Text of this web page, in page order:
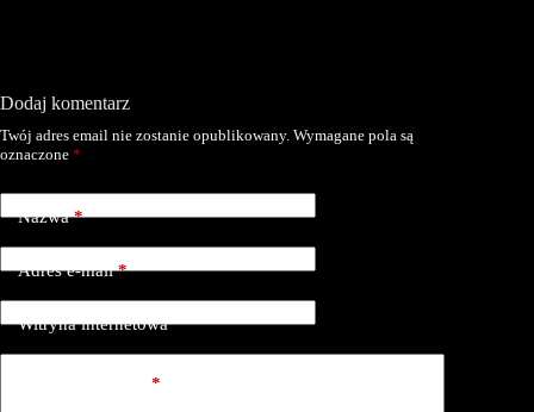
Dodaj komentarz
Twój adres email nie zostanie opublikowany. Wymagane pola są
oznaczone *
Nazwa*
Adres e-mail*
Witryna internetowa
*